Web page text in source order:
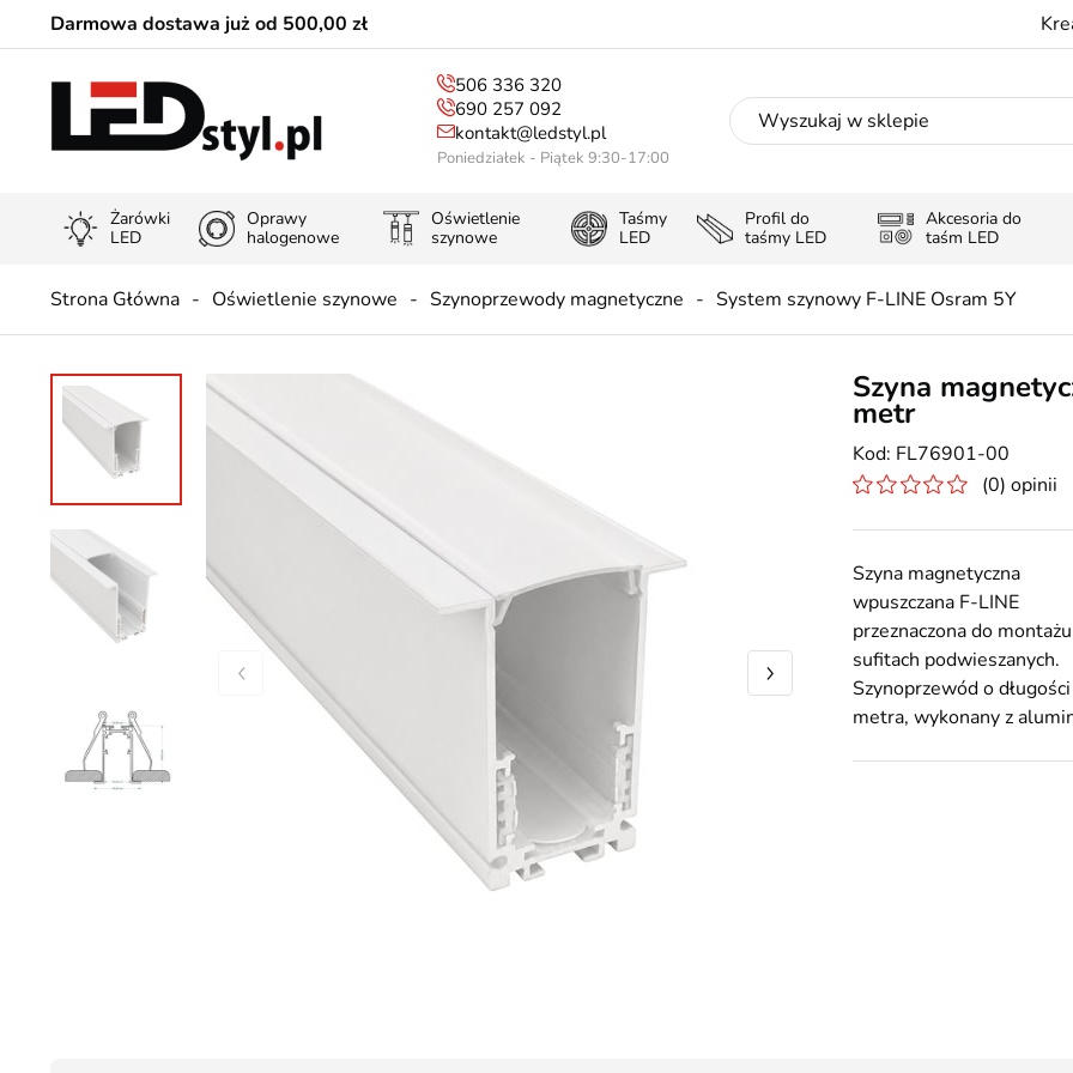
Darmowa dostawa już od 500,00 zł
506 336 320
690 257 092
kontakt@ledstyl.pl
Poniedziałek - Piątek 9:30-17:00
Żarówki
LED
Oprawy
halogenowe
Oświetlenie
szynowe
Taśmy
LED
Profil do
taśmy LED
Akcesoria do
taśm LED
Strona Główna Oświetlenie szynowe Szynoprzewody magnetyczne System szynowy F-LINE Osram 5Y
Szyna
metr
FL76901-00
(0) opinii
Szyna magnetyczna
wpuszczana F-LINE
przeznaczona do
sufitach podwieszanych.
Szynoprzewód o
metra, wykonany z